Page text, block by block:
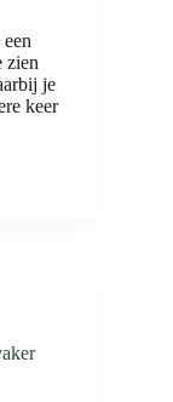
zien
je
keer